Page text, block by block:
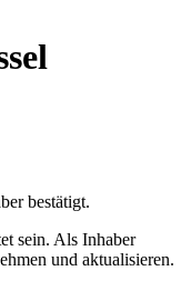
bestätigt.
sein. Als Inhaber
und aktualisieren.